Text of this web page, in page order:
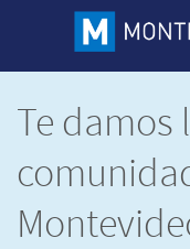
Te damos